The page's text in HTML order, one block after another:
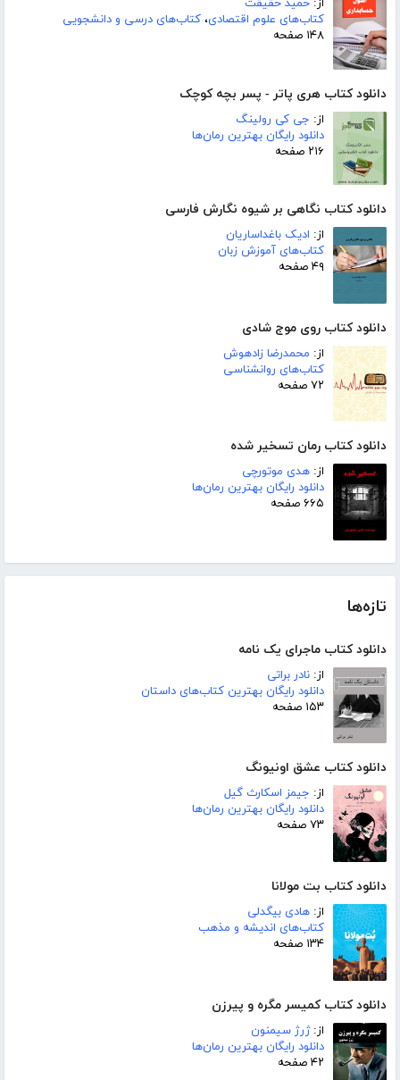
از: حمید حقیقت
کتاب‌های علوم اقتصادی، کتاب‌های درسی و دانشجویی
۱۴۸ صفحه
دانلود کتاب هری پاتر - پسر بچه کوچک
از: جی کی رولینگ
دانلود رایگان بهترین رمان‌ها
۲۱۶ صفحه
دانلود کتاب نگاهی بر شیوه نگارش فارسی
از: ادیک باغداساریان
کتاب‌های آموزش زبان
۴۹ صفحه
دانلود کتاب روی موج شادی
از: محمدرضا زادهوش
کتاب‌های روانشناسی
۷۲ صفحه
دانلود کتاب رمان تسخیر شده
از: هدی موتورچی
دانلود رایگان بهترین رمان‌ها
۶۶۵ صفحه
تازه‌ها
دانلود کتاب ماجرای یک نامه
از: نادر براتی
دانلود رایگان بهترین کتاب‌های داستان
۱۵۳ صفحه
دانلود کتاب عشق اونیونگ
از: جیمز اسکارث گیل
دانلود رایگان بهترین رمان‌ها
۷۳ صفحه
دانلود کتاب بت مولانا
از: هادی بیگدلی
کتاب‌های اندیشه و مذهب
۱۳۴ صفحه
دانلود کتاب کمیسر مگره و پیرزن
از:ژرژ سیمنون
دانلود رایگان بهترین رمان‌ها
۴۲ صفحه